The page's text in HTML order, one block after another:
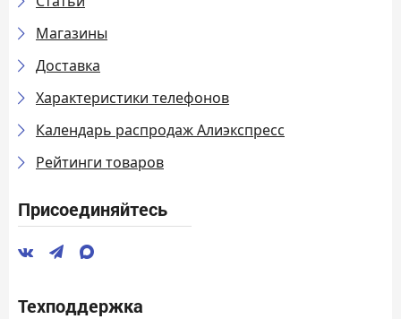
Магазины
Доставка
Характеристики телефонов
Календарь распродаж Алиэкспресс
Рейтинги товаров
Присоединяйтесь
Техподдержка